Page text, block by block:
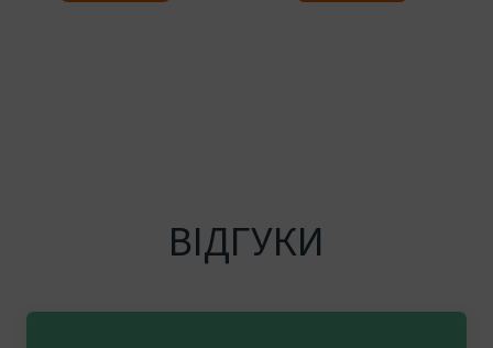
ВІДГУКИ